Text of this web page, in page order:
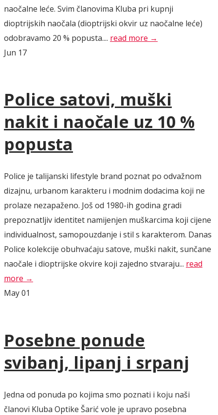
naočalne leće. Svim članovima Kluba pri kupnji
dioptrijskih naočala (dioptrijski okvir uz naočalne leće)
odobravamo 20 % popusta.... read more →
Jun 17
Police satovi, muški
nakit i naočale uz 10 %
popusta
Police je talijanski lifestyle brand poznat po odvažnom
dizajnu, urbanom karakteru i modnim dodacima koji ne
prolaze nezapaženo. Još od 1980-ih godina gradi
prepoznatljiv identitet namijenjen muškarcima koji cijene
individualnost, samopouzdanje i stil s karakterom. Danas
Police kolekcije obuhvaćaju satove, muški nakit, sunčane
naočale i dioptrijske okvire koji zajedno stvaraju... read
more →
May01
Posebne ponude
svibanj, lipanj i srpanj
Jedna od ponuda po kojima smo poznati i koju naši
članovi Kluba Optike Šarić vole je upravo posebna